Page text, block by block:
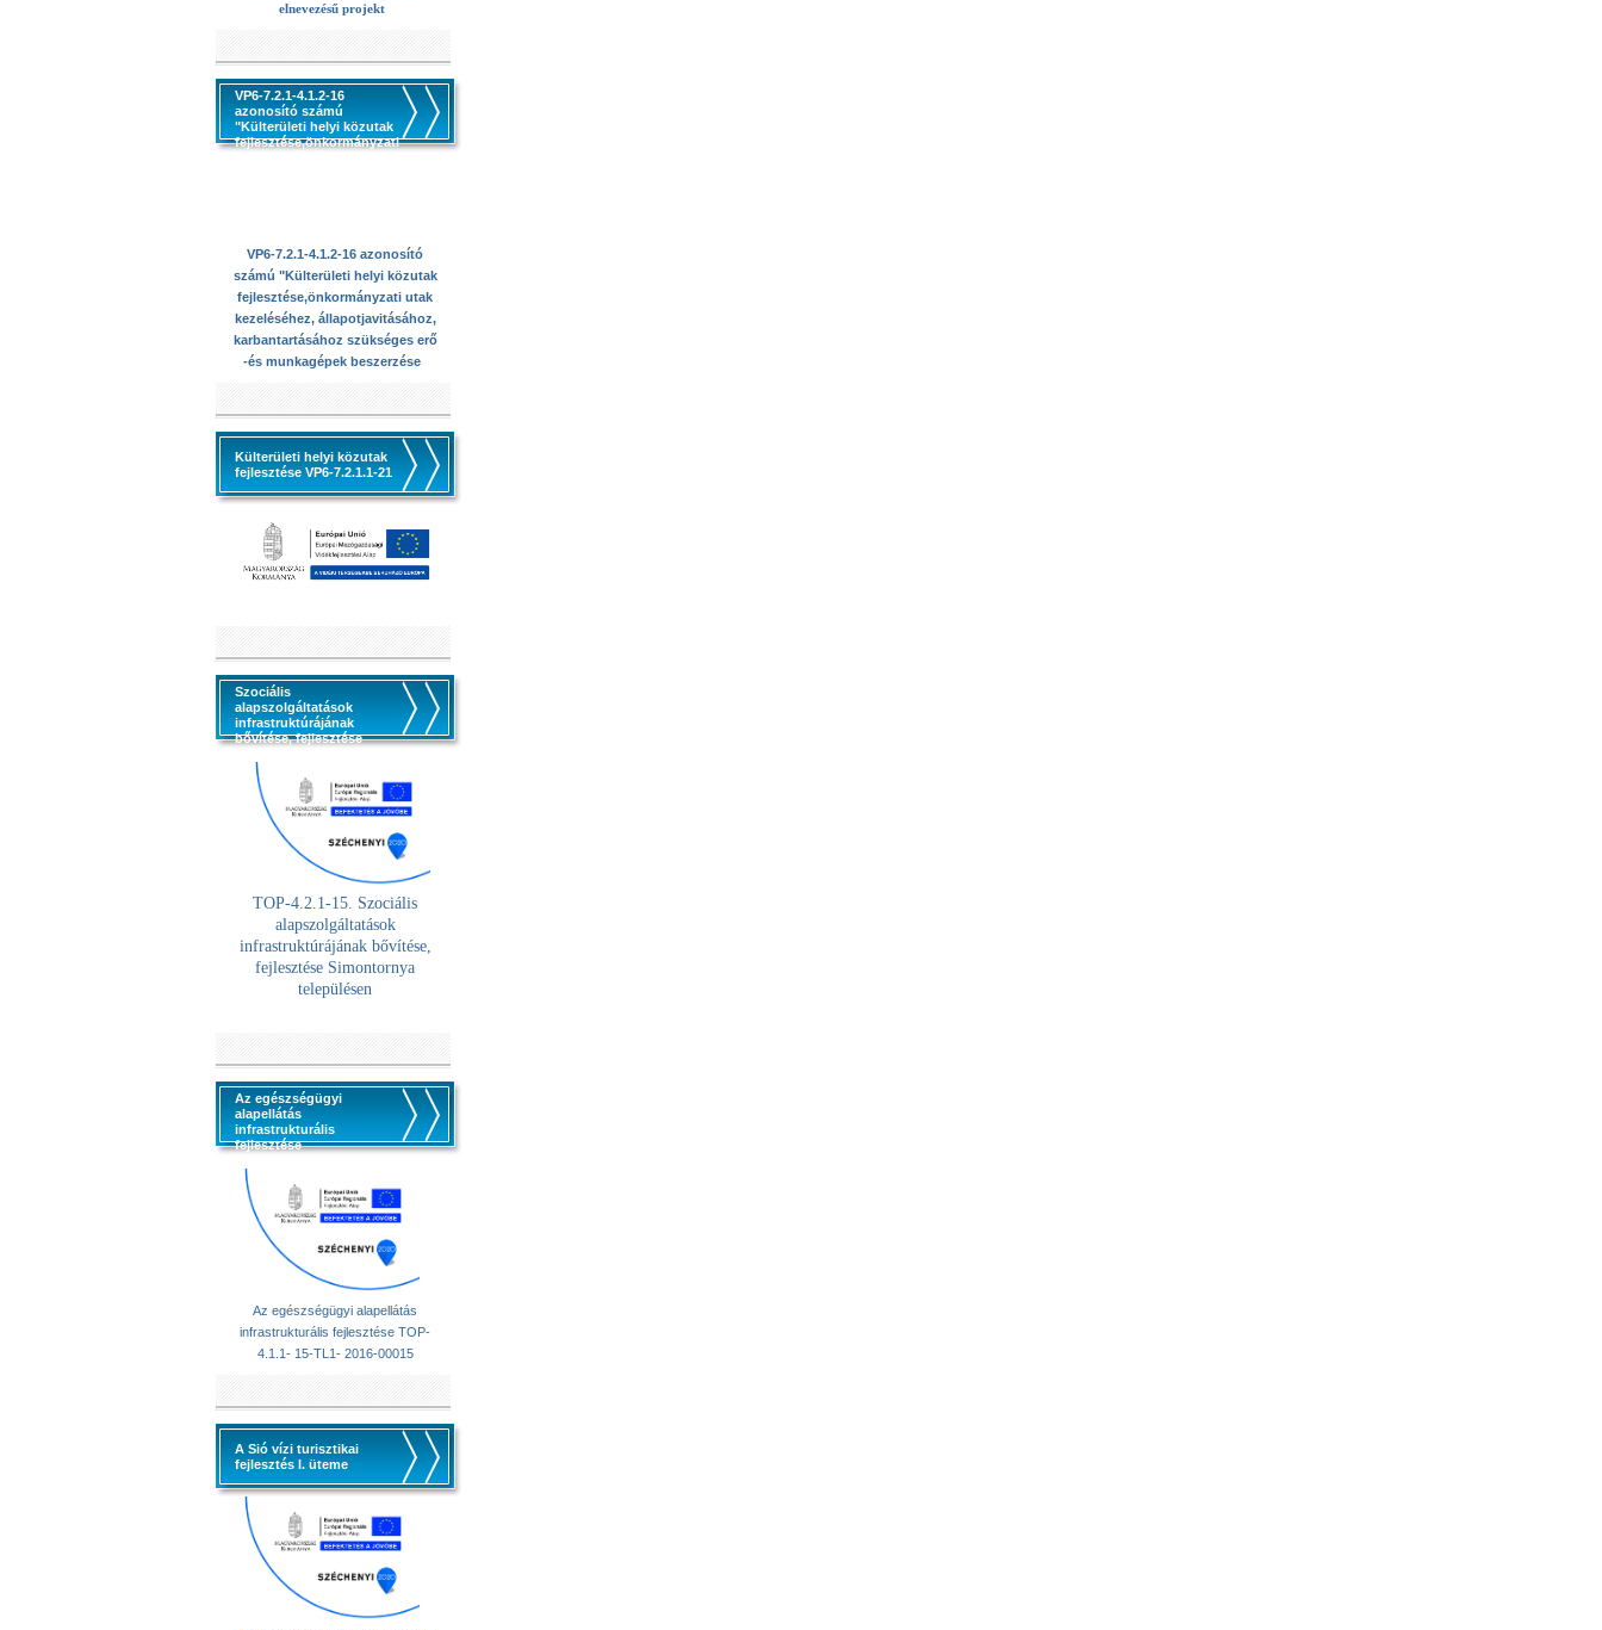
elnevezésű projekt
VP6-7.2.1-4.1.2-16
azonosító számú
"Külterületi helyi közutak
fejlesztése,önkormányzati
VP6-7.2.1-4.1.2-16 azonosító
számú "Külterületi helyi közutak
fejlesztése,önkormányzati utak
kezeléséhez, állapotjavitásához,
karbantartásához szükséges erő
-és munkagépek beszerzése
Külterületi helyi közutak
fejlesztése VP6-7.2.1.1-21
Szociális
alapszolgáltatások
infrastruktúrájának
bővítése, fejlesztése
TOP-4.2.1-15. Szociális
alapszolgáltatások
infrastruktúrájának bővítése,
fejlesztése Simontornya
településen
Az egészségügyi
alapellátás
infrastrukturális
fejlesztése
Az egészségügyi alapellátás
infrastrukturális fejlesztése TOP-
4.1.1- 15-TL1- 2016-00015
A Sió vízi turisztikai
fejlesztés I. üteme